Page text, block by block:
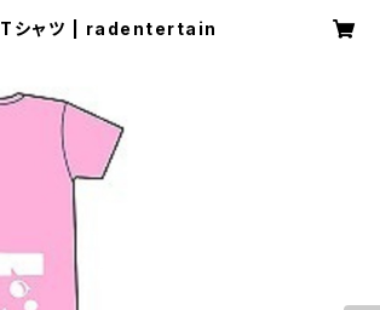
Tシャツ | radentertain